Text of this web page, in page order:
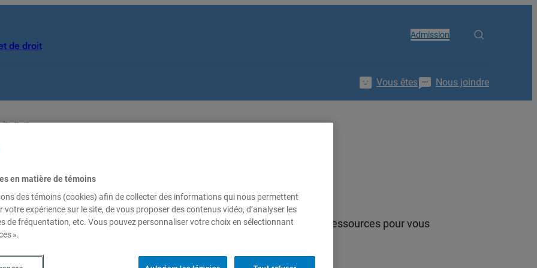
de droit
Admission
Vous êtes Nous joindre
la Faculté de science politique et de droit de l’UQAM et trouvez les ressources pour vous
en matière de témoins
des témoins (cookies) afin de collecter des informations qui nous permettent
votre expérience sur le site, de vous proposer des contenus vidéo, d’analyser les
de fréquentation, etc. Vous pouvez personnaliser votre choix en sélectionnant
».